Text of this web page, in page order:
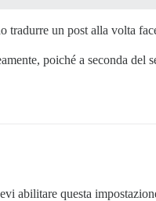
tradurre un post alla volta
poiché a seconda
abilitare questa